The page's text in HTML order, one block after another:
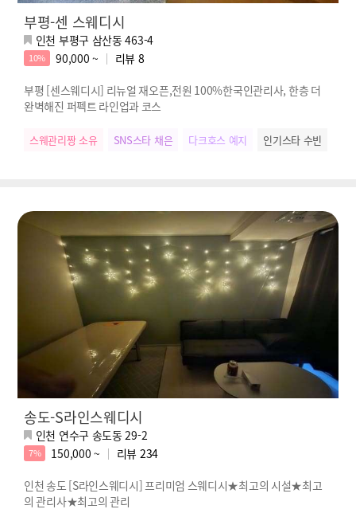
부평-센 스웨디시
인천 부평구 삼산동 463-4
10% 90,000 ~ 리뷰 8
부평 [센스웨디시] 리뉴얼 재오픈,전원 100%한국인관리사, 한층 더
완벽해진 퍼펙트 라인업과 코스
스웨관리짱 소유 SNS스타 채은 다크호스 예지 인기스타 수빈
송도-S라인스웨디시
인천 연수구 송도동 29-2
7% 150,000 ~ 리뷰 234
인천 송도 [S라인스웨디시] 프리미엄 스웨디시★최고의 시설★최고
의 관리사★최고의 관리